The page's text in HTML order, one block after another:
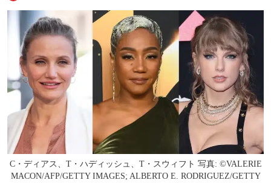
C・ディアス、T・ハディッシュ、T・スウィフト 写真: ©VALERIE
MACON/AFP/GETTY IMAGES; ALBERTO E. RODRIGUEZ/GETTY